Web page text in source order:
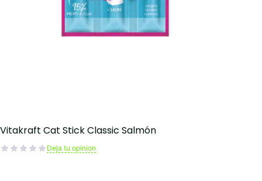
Vitakraft Cat Stick Classic Salmón
Deja tu opinion